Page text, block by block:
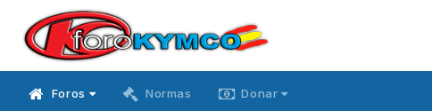
Foros Normas Donar